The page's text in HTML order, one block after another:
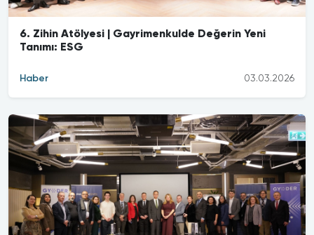
6. Zihin Atölyesi | Gayrimenkulde Değerin Yeni
Tanımı: ESG
Haber 03.03.2026